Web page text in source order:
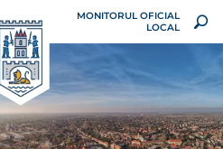
MONITORUL OFICIAL
LOCAL